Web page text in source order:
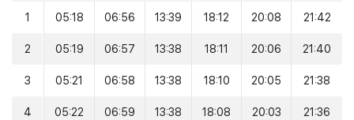
1 05:18 06:56 13:39 18:12 20:08 21:42
2 05:19 06:57 13:38 18:11 20:06 21:40
3 05:21 06:58 13:38 18:10 20:05 21:38
4 05:22 06:59 13:38 18:08 20:03 21:36